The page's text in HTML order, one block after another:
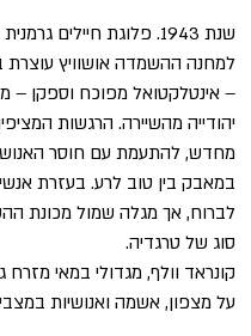
שנת 1943. פלוגת חיילים
למחנה ההשמדה אושוויץ עוצרת
– אינטלקטואל מפוכח וספקן –
יהודייה מהשיירה. הרגשות
מחדש, להתעמת עם חוסר
במאבק בין טוב לרע. בעזרת
לברוח, אך מגלה שמול מכונת
סוג של טרגדיה.
קונראד וולף, מגדולי במאי מזרח
על מצפון, אשמה ואנושיות